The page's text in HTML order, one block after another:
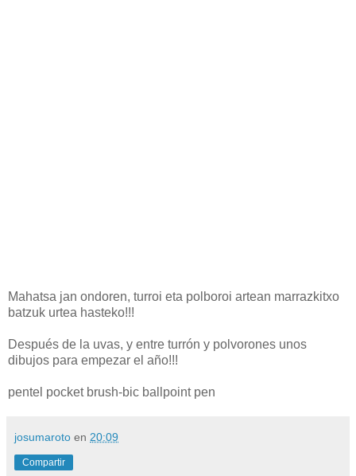
Mahatsa jan ondoren, turroi eta polboroi artean marrazkitxo
batzuk urtea hasteko!!!
Después de la uvas, y entre turrón y polvorones unos
dibujos para empezar el año!!!
pentel pocket brush-bic ballpoint pen
josumaroto en 20:09
Compartir